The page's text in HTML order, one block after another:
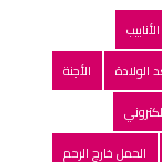
الولادة
الأجنة
الحمل خارج الرحم